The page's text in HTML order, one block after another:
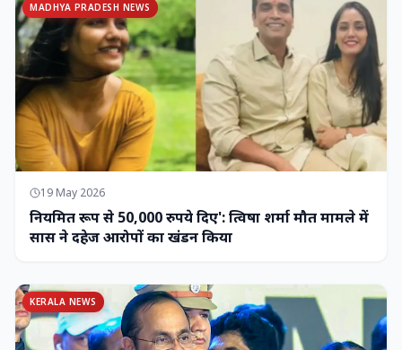
MADHYA PRADESH NEWS
19 May 2026
नियमित रूप से 50,000 रुपये दिए': त्विषा शर्मा मौत मामले में
सास ने दहेज आरोपों का खंडन किया
KERALA NEWS